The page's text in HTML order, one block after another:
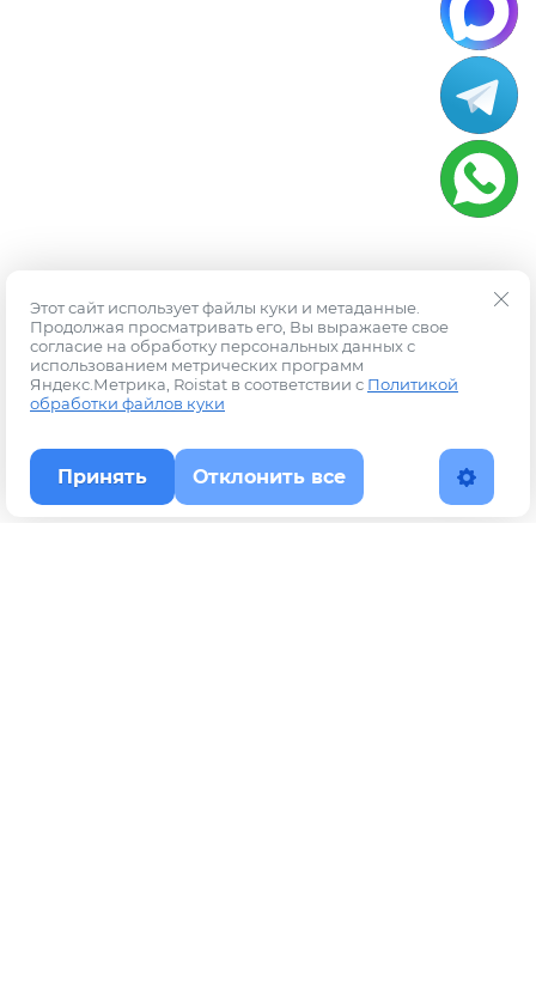
Этот сайт использует файлы куки и метаданные.
Продолжая просматривать его, Вы выражаете свое
согласие на обработку персональных данных с
использованием метрических программ
Яндекс.Метрика, Roistat в соответствии с Политикой
обработки файлов куки
Принять Отклонить все